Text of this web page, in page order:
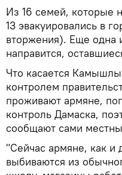
Из 16 семей, которые
13 эвакуировались в
вторжения). Еще одна
направится,
Что касается
контролем
проживают армяне,
контроль Дамаска,
сообщают сами
"Сейчас армяне, как
выбиваются из